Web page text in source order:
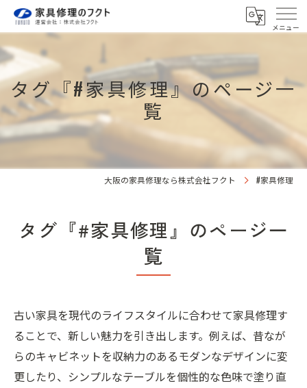
タグ『#家具修理』のページ一
覧
大阪の家具修理なら株式会社フクト #家具修理
タグ『#家具修理』のページ一
覧
古い家具を現代のライフスタイルに合わせて家具修理す
ることで、新しい魅力を引き出します。例えば、昔なが
らのキャビネットを収納力のあるモダンなデザインに変
更したり、シンプルなテーブルを個性的な色味で塗り直